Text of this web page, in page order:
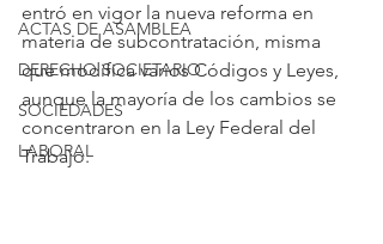
ACTAS DE ASAMBLEA
DERECHO SOCIETARIO
SOCIEDADES
LABORAL
entró en vigor la nueva reforma en
materia de subcontratación, misma
que modifica varios Códigos y Leyes,
aunque la mayoría de los cambios se
concentraron en la Ley Federal del
Trabajo.